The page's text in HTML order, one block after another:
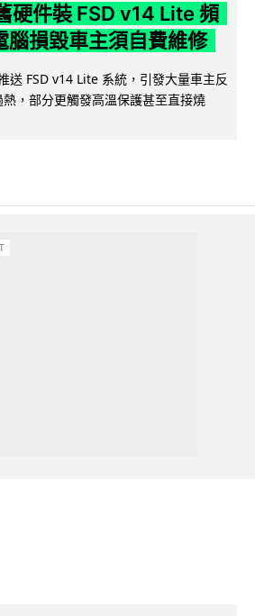
硬件裝 FSD v14 Lite 頻
腦損毀車主須自費維修
送 FSD v14 Lite 系統，引發大量車主反
，部分更觸發高溫保護甚至直接燒